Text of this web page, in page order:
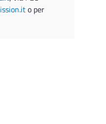
o per